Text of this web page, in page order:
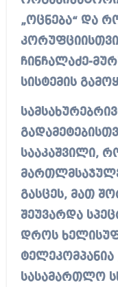
„ოცნება“ და
ჩინჩალაძე-
სისტემის
სააკაშვილი,
გასცეს, მათ
შეუვარდა
დროს
ტელეკომპანია
სასამართლო